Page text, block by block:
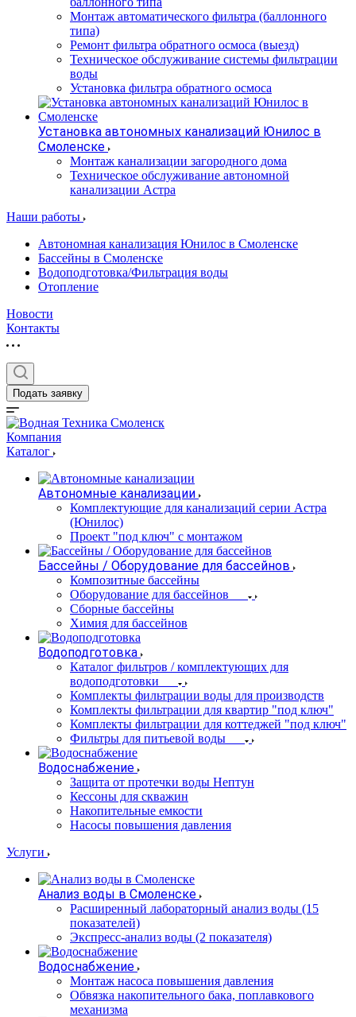
Монтаж автоматического фильтра (баллонного
типа)
Ремонт фильтра обратного осмоса (выезд)
Техническое обслуживание системы фильтрации
воды
Установка фильтра обратного осмоса
Установка автономных канализаций Юнилос в
Смоленске
Монтаж канализации загородного дома
Техническое обслуживание автономной
канализации Астра
Наши работы
Автономная канализация Юнилос в Смоленске
Бассейны в Смоленске
Водоподготовка/Фильтрация воды
Отопление
Новости
Контакты
Подать заявку
Компания
Каталог
Автономные канализации
Комплектующие для канализаций серии Астра
(Юнилос)
Проект "под ключ" с монтажом
Бассейны / Оборудование для бассейнов
Композитные бассейны
Оборудование для бассейнов
Сборные бассейны
Химия для бассейнов
Водоподготовка
Каталог фильтров / комплектующих для
водоподготовки
Комплекты фильтрации воды для производств
Комплекты фильтрации для квартир "под ключ"
Комплекты фильтрации для коттеджей "под ключ"
Фильтры для питьевой воды
Водоснабжение
Защита от протечки воды Нептун
Кессоны для скважин
Накопительные емкости
Насосы повышения давления
Услуги
Анализ воды в Смоленске
Расширенный лабораторный анализ воды (15
показателей)
Экспресс-анализ воды (2 показателя)
Водоснабжение
Монтаж насоса повышения давления
Обвязка накопительного бака, поплавкового
механизма